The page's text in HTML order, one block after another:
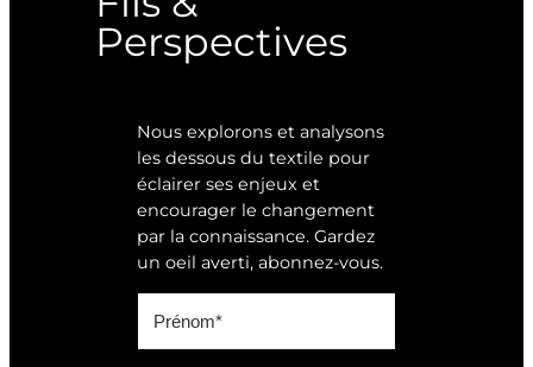
Perspectives
Nous explorons et analysons
les dessous du textile pour
éclairer ses enjeux et
encourager le changement
par la connaissance. Gardez
un oeil averti, abonnez-vous.